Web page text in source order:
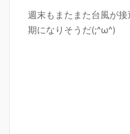
週末もまたまた台風が
期になりそうだ(;^ω^)